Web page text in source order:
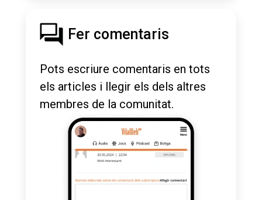
Fer comentaris
Pots escriure comentaris en tots
els articles i llegir els dels altres
membres de la comunitat.